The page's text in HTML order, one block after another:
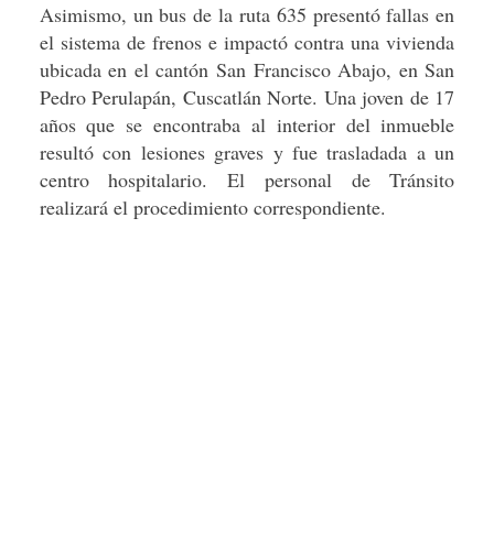
Asimismo, un bus de la ruta 635 presentó fallas en
el sistema de frenos e impactó contra una vivienda
ubicada en el cantón San Francisco Abajo, en San
Pedro Perulapán, Cuscatlán Norte. Una joven de 17
años que se encontraba al interior del inmueble
resultó con lesiones graves y fue trasladada a un
centro hospitalario. El personal de Tránsito
realizará el procedimiento correspondiente.